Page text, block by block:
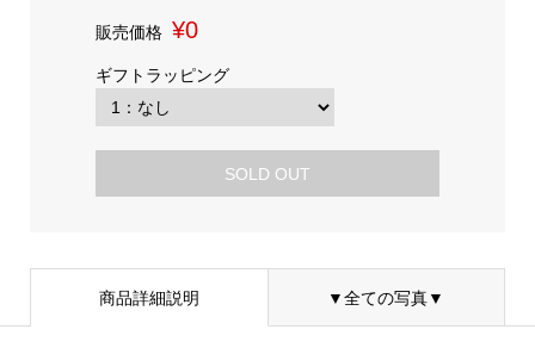
販売価格 ¥0
ギフトラッピング
SOLD OUT
商品詳細説明 ▼全ての写真▼